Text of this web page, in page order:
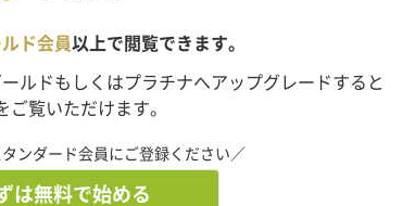
ド会員以上で閲覧できます。
ルドもしくはプラチナへアップグレードすると
ご覧いただけます。
タンダード会員にご登録ください／
は無料で始める